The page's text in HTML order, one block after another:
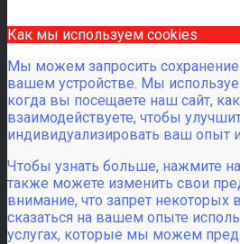
Как мы используем cookies
Мы можем запросить
вашем устройстве. Мы
когда вы посещаете наш сайт,
взаимодействуете, чтобы
индивидуализировать ваш опыт
Чтобы узнать больше, нажмите
также можете изменить свои
внимание, что запрет
сказаться на вашем опыте
услугах, которые мы можем